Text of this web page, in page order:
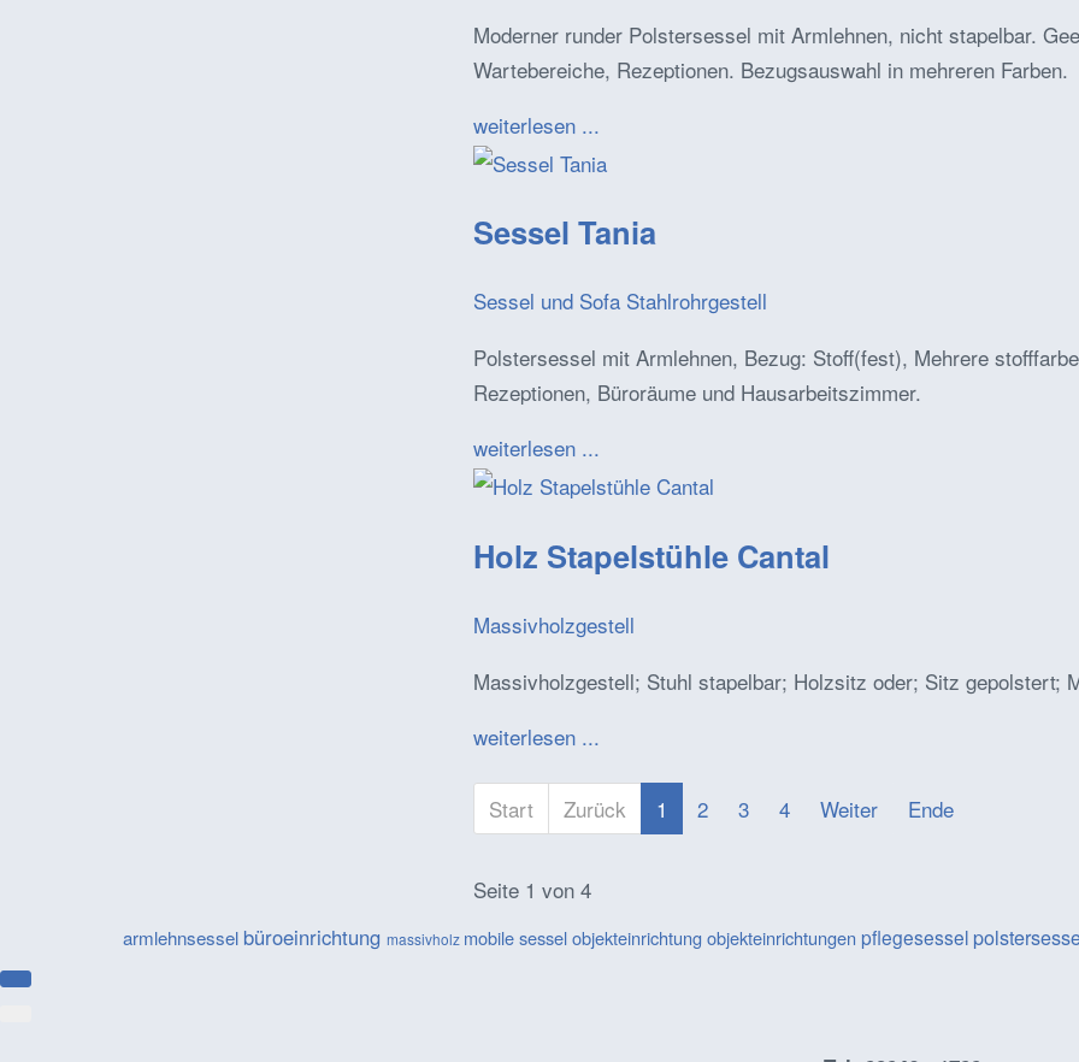
Moderner runder Polstersessel mit Armlehnen, nicht stapelbar.
Wartebereiche, Rezeptionen. Bezugsauswahl in mehreren Farben.
weiterlesen ...
Sessel Tania
Sessel und Sofa Stahlrohrgestell
Polstersessel mit Armlehnen, Bezug: Stoff(fest), Mehrere
Rezeptionen, Büroräume und Hausarbeitszimmer.
weiterlesen ...
Holz Stapelstühle Cantal
Massivholzgestell
Massivholzgestell; Stuhl stapelbar; Holzsitz oder; Sitz gepolstert;
weiterlesen ...
Start Zurück 1 2 3 4 Weiter Ende
Seite 1 von 4
armlehnsessel büroeinrichtung massivholz mobile sesselobjekteinrichtungobjekteinrichtungen pflegesessel